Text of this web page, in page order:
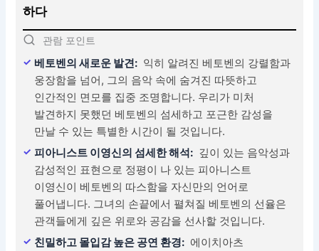
하다
관람 포인트
베토벤의 새로운 발견: 익히 알려진 베토벤의 강렬함과
웅장함을 넘어, 그의 음악 속에 숨겨진 따뜻하고
인간적인 면모를 집중 조명합니다. 우리가 미처
발견하지 못했던 베토벤의 섬세하고 포근한 감성을
만날 수 있는 특별한 시간이 될 것입니다.
피아니스트 이영신의 섬세한 해석: 깊이 있는 음악성과
감성적인 표현으로 정평이 나 있는 피아니스트
이영신이 베토벤의 따스함을 자신만의 언어로
풀어냅니다. 그녀의 손끝에서 펼쳐질 베토벤의 선율은
관객들에게 깊은 위로와 공감을 선사할 것입니다.
친밀하고 몰입감 높은 공연 환경: 에이치아츠